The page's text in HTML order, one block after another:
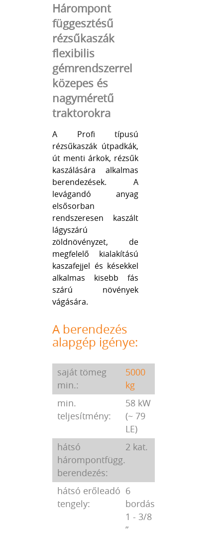
Hárompont
függesztésű
rézsűkaszák
flexibilis
gémrendszerrel
közepes és
nagyméretű
traktorokra
A Profi típusú
rézsűkaszák útpadkák,
út menti árkok, rézsűk
kaszálására alkalmas
berendezések. A
levágandó anyag
elsősorban
rendszeresen kaszált
lágyszárú
zöldnövényzet, de
megfelelő kialakítású
kaszafejjel és késekkel
alkalmas kisebb fás
szárú növények
vágására.
A berendezés
alapgép igénye:
saját tömeg
min.:
5000
kg
min.
teljesítmény:
58 kW
(~ 79
LE)
hátsó
hárompontfügg.
berendezés:
2 kat.
hátsó erőleadó
tengely:
6
bordás
1 - 3/8
”